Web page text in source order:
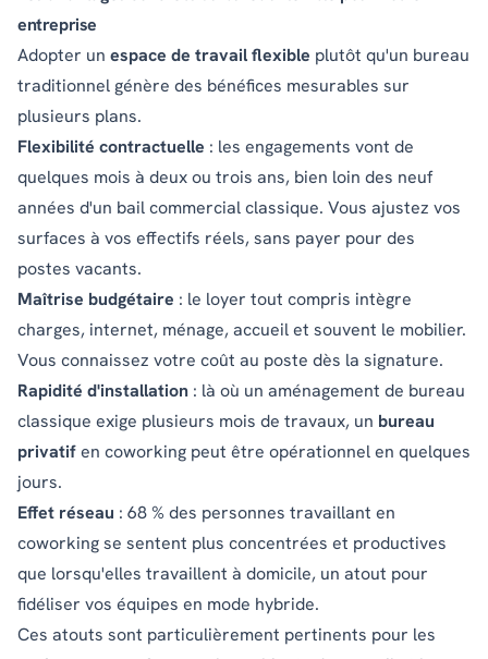
entreprise
Adopter un espace de travail flexible plutôt qu'un bureau
traditionnel génère des bénéfices mesurables sur
plusieurs plans.
Flexibilité contractuelle : les engagements vont de
quelques mois à deux ou trois ans, bien loin des neuf
années d'un bail commercial classique. Vous ajustez vos
surfaces à vos effectifs réels, sans payer pour des
postes vacants.
Maîtrise budgétaire : le loyer tout compris intègre
charges, internet, ménage, accueil et souvent le mobilier.
Vous connaissez votre coût au poste dès la signature.
Rapidité d'installation : là où un aménagement de bureau
classique exige plusieurs mois de travaux, un bureau
privatifen coworking peut être opérationnel en quelques
jours.
Effet réseau : 68 % des personnes travaillant en
coworking se sentent plus concentrées et productives
que lorsqu'elles travaillent à domicile, un atout pour
fidéliser vos équipes en mode hybride.
Ces atouts sont particulièrement pertinents pour les